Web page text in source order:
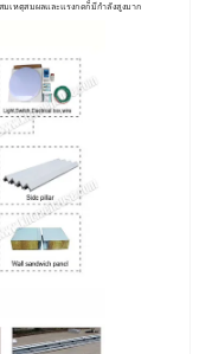
เหตุสมผลและแรงกดก็มีกำลังสูงมาก